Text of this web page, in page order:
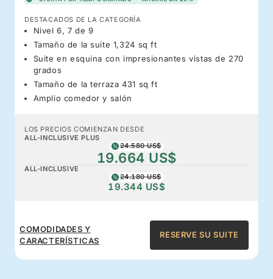
DESTACADOS DE LA CATEGORÍA
Nivel 6, 7 de 9
Tamaño de la suite 1,324 sq ft
Suite en esquina con impresionantes vistas de 270
grados
Tamaño de la terraza 431 sq ft
Amplio comedor y salón
LOS PRECIOS COMIENZAN DESDE
ALL-INCLUSIVE PLUS
24.580 US$
19.664 US$
ALL-INCLUSIVE
24.180 US$
19.344 US$
COMODIDADES Y
CARACTERÍSTICAS
RESERVE SU SUITE